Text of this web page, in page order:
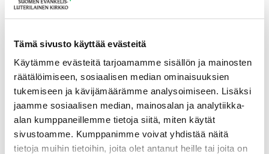
Tämä sivusto käyttää evästeitä
Käytämme evästeitä tarjoamamme sisällön ja mainosten
räätälöimiseen, sosiaalisen median ominaisuuksien
tukemiseen ja kävijämäärämme analysoimiseen. Lisäksi
jaamme sosiaalisen median, mainosalan ja analytiikka-
alan kumppaneillemme tietoja siitä, miten käytät
sivustoamme. Kumppanimme voivat yhdistää näitä
tietoja muihin tietoihin, joita olet antanut heille tai joita on
Hakemukset diakonian virkaan
30.7.2025
Seuraava pappien ja diakonien virkaan vihkimys on 26.10.2025
Mikkelin Pitäjänkirkossa.
Hakemukset liitteineen diakonian virkaan vihkimykseen toimitetaan
22.8. mennessä osoitteeseen mikkelin.piispa@evl.fi
Lisätietoja ja ohjeita täältä.